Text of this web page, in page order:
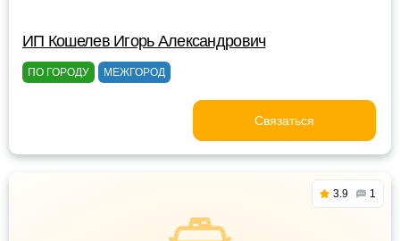
ИП Кошелев Игорь Александрович
ПО ГОРОДУ МЕЖГОРОД
Связаться
3.9 1